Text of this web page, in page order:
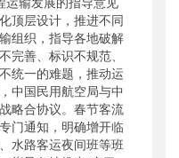
顶层设计，推进不同
组织，指导各地破解
完善、标识不规范、
统一的难题，推动运
中国民用航空局与中
略合协议。春节客流
门通知，明确增开临
水路客运夜间班等班